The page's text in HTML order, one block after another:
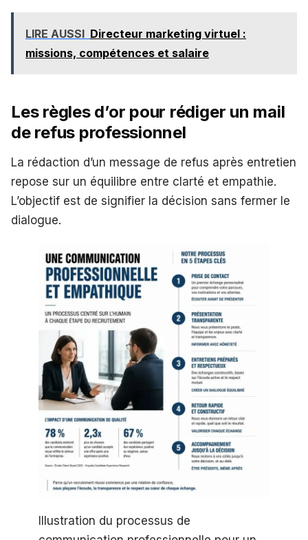
LIRE AUSSI Directeur marketing virtuel :
missions, compétences et salaire
Les règles d’or pour rédiger un mail
de refus professionnel
La rédaction d’un message de refus après entretien
repose sur un équilibre entre clarté et empathie.
L’objectif est de signifier la décision sans fermer le
dialogue.
Illustration du processus de